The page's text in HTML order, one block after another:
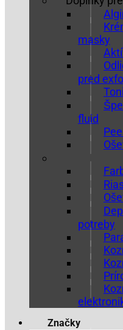
masky
pred
fluid
potreby
Značky